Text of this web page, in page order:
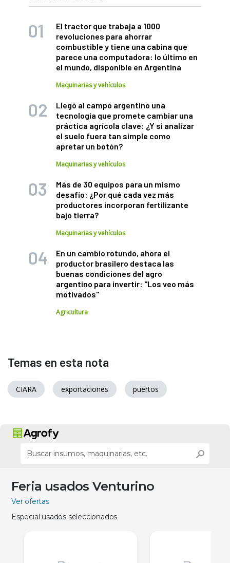
El tractor que trabaja a 1000
revoluciones para ahorrar
combustible y tiene una cabina que
parece una computadora: lo último en
el mundo, disponible en Argentina
Maquinarias y vehículos
Llegó al campo argentino una
tecnología que promete cambiar una
práctica agrícola clave: ¿Y si analizar
el suelo fuera tan simple como
apretar un botón?
Maquinarias y vehículos
Más de 30 equipos para un mismo
desafío: ¿Por qué cada vez más
productores incorporan fertilizante
bajo tierra?
Maquinarias y vehículos
En un cambio rotundo, ahora el
productor brasilero destaca las
buenas condiciones del agro
argentino para invertir: "Los veo más
motivados"
Agricultura
Temas en esta nota
CIARA exportaciones puertos
Feria usados Venturino
Ver ofertas
Especial usados seleccionados